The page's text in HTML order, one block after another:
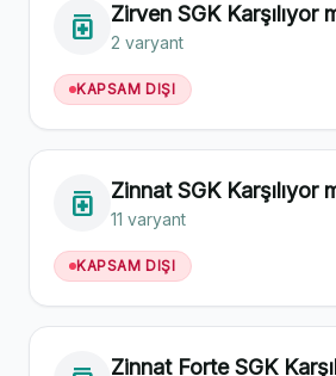
medication Zirven SGK Karşılıyor
2 varyant
KAPSAM DIŞI
medication Zinnat SGK Karşılıyor
11 varyant
KAPSAM DIŞI
Zinnat Forte SGK